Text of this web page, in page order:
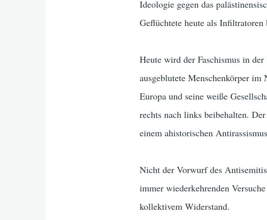
Ideologie gegen das
Geflüchtete heute als
Heute wird der Faschismus in
ausgeblutete Menschenkörper
Europa und seine weiße
rechts nach links beibehalten.
einem ahistorischen
Nicht der Vorwurf des
immer wiederkehrenden
kollektivem Widerstand.